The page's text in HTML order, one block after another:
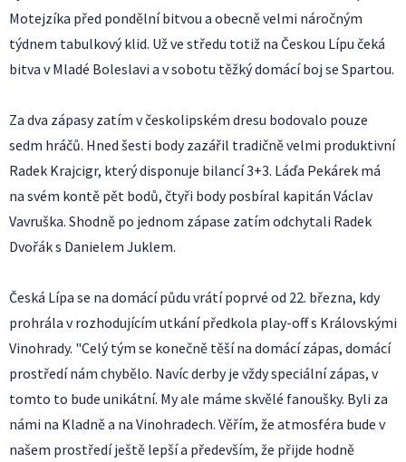
Motejzíka před pondělní bitvou a obecně velmi náročným
týdnem tabulkový klid. Už ve středu totiž na Českou Lípu čeká
bitva v Mladé Boleslavi a v sobotu těžký domácí boj se Spartou.
Za dva zápasy zatím v českolipském dresu bodovalo pouze
sedm hráčů. Hned šesti body zazářil tradičně velmi produktivní
Radek Krajcigr, který disponuje bilancí 3+3. Láďa Pekárek má
na svém kontě pět bodů, čtyři body posbíral kapitán Václav
Vavruška. Shodně po jednom zápase zatím odchytali Radek
Dvořák s Danielem Juklem.
Česká Lípa se na domácí půdu vrátí poprvé od 22. března, kdy
prohrála v rozhodujícím utkání předkola play-off s Královskými
Vinohrady. "Celý tým se konečně těší na domácí zápas, domácí
prostředí nám chybělo. Navíc derby je vždy speciální zápas, v
tomto to bude unikátní. My ale máme skvělé fanoušky. Byli za
námi na Kladně a na Vinohradech. Věřím, že atmosféra bude v
našem prostředí ještě lepší a především, že přijde hodně